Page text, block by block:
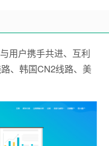
用户携手共进、互利
、韩国CN2线路、美